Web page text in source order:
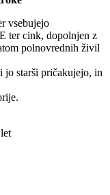
vsebujejo
ter cink, dopolnjen z
polnovrednih živil
jo starši pričakujejo, in